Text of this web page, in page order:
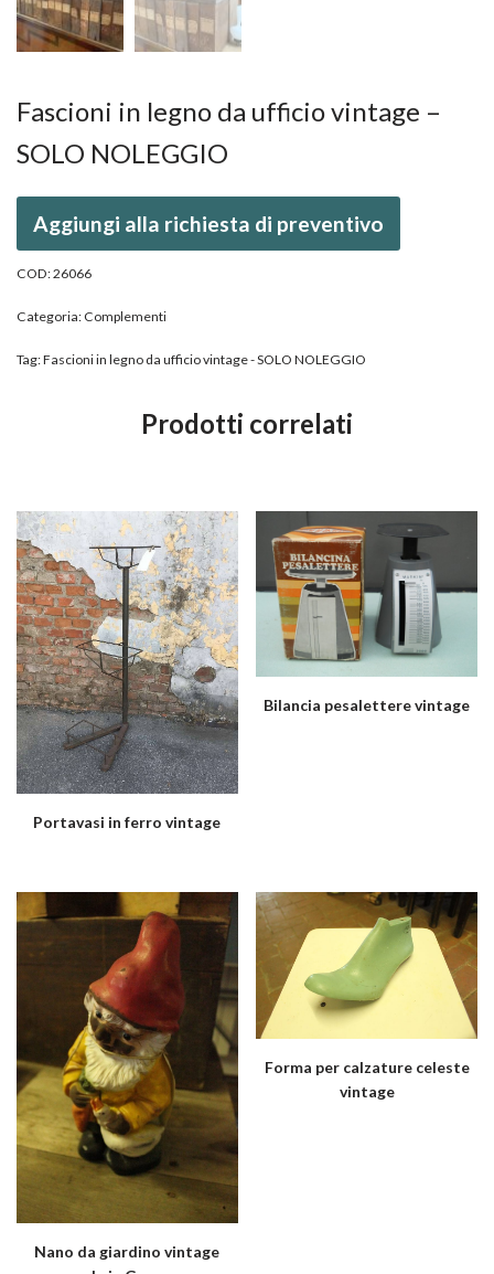
Fascioni in legno da ufficio vintage –
SOLO NOLEGGIO
Aggiungi alla richiesta di preventivo
COD:26066
Categoria: Complementi
Tag:Fascioni in legno da ufficio vintage - SOLO NOLEGGIO
Prodotti correlati
Portavasi in ferro vintage
Bilancia pesalettere vintage
Nano da giardino vintage
Forma per calzature celeste
vintage